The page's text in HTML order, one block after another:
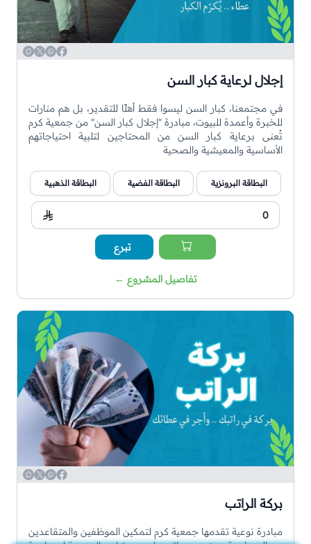
Facebook
WhatsApp
Twitter
Copy
إجلال لرعاية كبار السن
في مجتمعنا، كبار السن ليسوا فقط أهلًا للتقدير، بل هم منارات
للخبرة وأعمدة للبيوت، مبادرة "إجلال كبار السن" من جمعية كرم
تُعنى برعاية كبار السن من المحتاجين لتلبية احتياجاتهم
الأساسية والمعيشية والصحية
البطاقة البرونزية البطاقة الفضية البطاقة الذهبية
تبرع
تفاصيل المشروع ←
Facebook
WhatsApp
Twitter
Copy
بركة الراتب
مبادرة نوعية تقدمها جمعية كرم لتمكين الموظفين والمتقاعدين